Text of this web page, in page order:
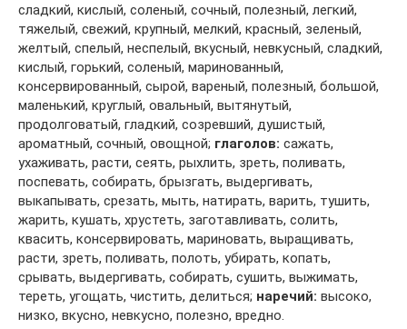
сладкий, кислый, соленый, сочный, полезный, легкий,
тяжелый, свежий, крупный, мелкий, красный, зеленый,
желтый, спелый, неспелый, вкусный, невкусный, сладкий,
кислый, горький, соленый, маринованный,
консервированный, сырой, вареный, полезный, большой,
маленький, круглый, овальный, вытянутый,
продолговатый, гладкий, созревший, душистый,
ароматный, сочный, овощной; глаголов: сажать,
ухаживать, расти, сеять, рыхлить, зреть, поливать,
поспевать, собирать, брызгать, выдергивать,
выкапывать, срезать, мыть, натирать, варить, тушить,
жарить, кушать, хрустеть, заготавливать, солить,
квасить, консервировать, мариновать, выращивать,
расти, зреть, поливать, полоть, убирать, копать,
срывать, выдергивать, собирать, сушить, выжимать,
тереть, угощать, чистить, делиться; наречий: высоко,
низко, вкусно, невкусно, полезно, вредно.